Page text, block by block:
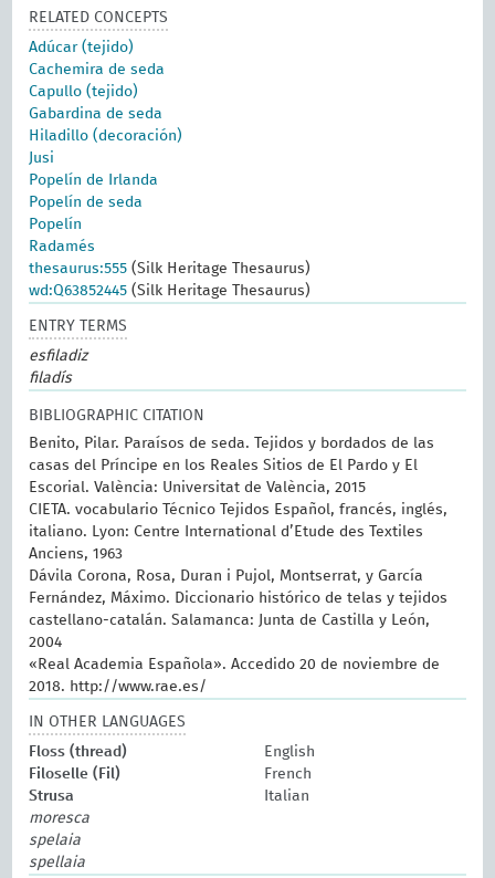
RELATED CONCEPTS
Adúcar (tejido)
Cachemira de seda
Capullo (tejido)
Gabardina de seda
Hiladillo (decoración)
Jusi
Popelín de Irlanda
Popelín de seda
Popelín
Radamés
thesaurus:555 (Silk Heritage Thesaurus)
wd:Q63852445 (Silk Heritage Thesaurus)
ENTRY TERMS
esfiladiz
filadís
BIBLIOGRAPHIC CITATION
Benito, Pilar. Paraísos de seda. Tejidos y bordados de las
casas del Príncipe en los Reales Sitios de El Pardo y El
Escorial. València: Universitat de València, 2015
CIETA. vocabulario Técnico Tejidos Español, francés, inglés,
italiano. Lyon: Centre International d’Etude des Textiles
Anciens, 1963
Dávila Corona, Rosa, Duran i Pujol, Montserrat, y García
Fernández, Máximo. Diccionario histórico de telas y tejidos
castellano-catalán. Salamanca: Junta de Castilla y León,
2004
«Real Academia Española». Accedido 20 de noviembre de
2018. http://www.rae.es/
IN OTHER LANGUAGES
Floss (thread)
English
Filoselle (Fil)
French
Strusa
Italian
moresca
spelaia
spellaia